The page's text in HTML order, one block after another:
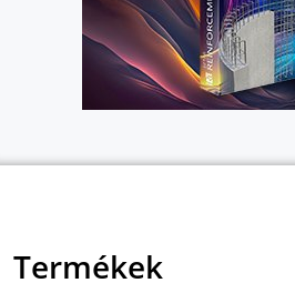
Termékek